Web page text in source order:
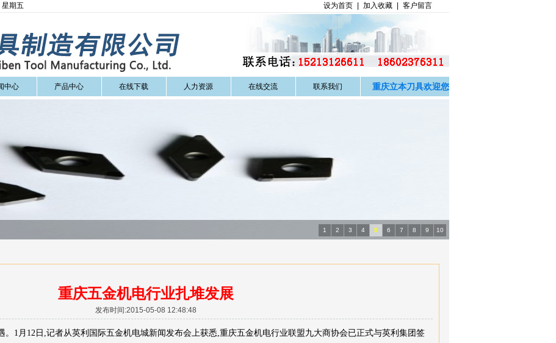
期五 设为首页 加入收藏 客户留言
重庆立本刀具欢迎您
中心 产品中心 在线下载 人力资源 在线交流 联系我们
1 2 3 4 5 6 7 8 9 10
重庆五金机电行业扎堆发展
发布时间:2015-05-08 12:48:48
1月12日,记者从英利国际五金机电城新闻发布会上获悉,重庆五金机电行业联盟九大商协会已正式与英利集团签